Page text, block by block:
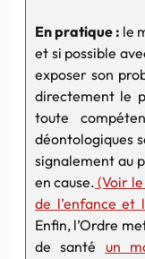
En pratique : le
et si possible
exposer son
directement le
toute
déontologiques
signalement au
en cause. (Voir
de l’enfance et
Enfin, l’Ordre
de santé un